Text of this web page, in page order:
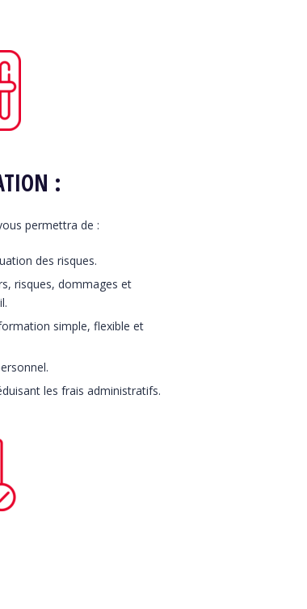
:
permettra de :
des risques.
risques, dommages et
simple, flexible et
les frais administratifs.